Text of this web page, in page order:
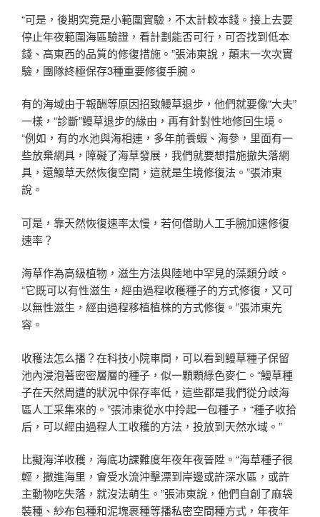
“可是，後期究竟是小範圍實驗，不太計較本錢。接上去要
停止年夜範圍海區驗證，看計劃能否可行，可否找到低本
錢、高東西的品質的修復措施。”張沛東說，顛末一次次實
驗，團隊終極保存3種重要修復手腕。
有的海域由于報酬等原因招致鰻草退步，他們就要像“大夫”
一樣，“診斷”鰻草退步的緣由，再有針對性地修回生境。
“例如，有的水池與海相連，多年前養蝦、海參，里面有一
些放棄網具，障礙了海草發展，我們就要想措施撤失落網
具，還鰻草天然恢復空間，這就是生境修復法。”張沛東
說。
可是，靠天然恢復速率太慢，若何借助人工手腕加速修復
速率？
海草作為高級植物，滋生方法與陸地中罕見的藻類分歧。
“它既可以有性滋生，經由過程收穫種子的方式修復，又可
以無性滋生，經由過程移植植株的方式修復。”張沛東先
容。
收穫法怎么播？在科技小院車間，可以看到鰻草種子保留
池內浸泡著密密層層的種子，似一顆顆綠色麥仁。“鰻草種
子在天然周遭的狀況中保存率低，這些都是我們從分歧海
區人工采集來的。”張沛東從水中拎起一包種子，“種子收拾
后，可以經由過程人工收穫的方法，投放到天然水域。”
比擬海洋收穫，海底功課難度年夜年夜晉陞。“海草種子很
輕，撒進海里，會受水流沖擊漂到岸邊或許深水區，或許
主動物吃失落，就沒法萌生。”張沛東說，他們自創了麻袋
裝種、紗布包種和泥塊裹種等播私密空間種方式，年夜年